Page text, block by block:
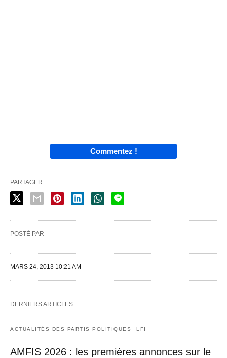
Commentez !
PARTAGER
POSTÉ PAR
MARS 24, 2013 10:21 AM
DERNIERS ARTICLES
ACTUALITÉS DES PARTIS POLITIQUES LFI
AMFIS 2026 : les premières annonces sur le